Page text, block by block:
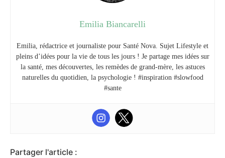
Emilia Biancarelli
Emilia, rédactrice et journaliste pour Santé Nova. Sujet Lifestyle et
pleins d’idées pour la vie de tous les jours ! Je partage mes idées sur
la santé, mes découvertes, les remèdes de grand-mère, les astuces
naturelles du quotidien, la psychologie ! #inspiration #slowfood
#sante
Partager l'article :